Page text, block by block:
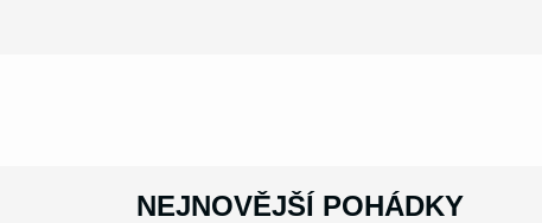
NEJNOVĚJŠÍ POHÁDKY